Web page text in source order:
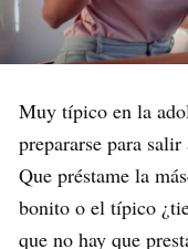
Muy típico en la
prepararse para
Que préstame la
bonito o el típico
que no hay que